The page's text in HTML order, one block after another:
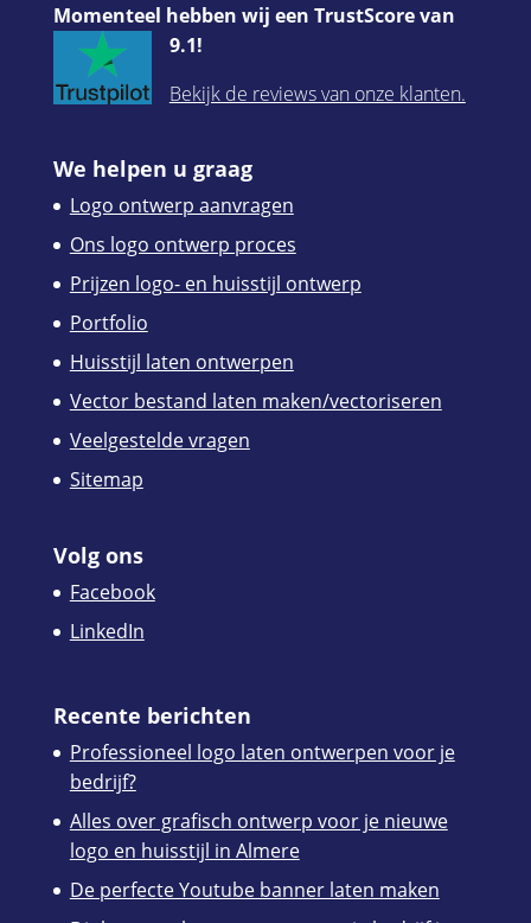
Momenteel hebben wij een TrustScore van
9.1!
Bekijk de reviews van onze klanten.
We helpen u graag
Logo ontwerp aanvragen
Ons logo ontwerp proces
Prijzen logo- en huisstijl ontwerp
Portfolio
Huisstijl laten ontwerpen
Vector bestand laten maken/vectoriseren
Veelgestelde vragen
Sitemap
Volg ons
Facebook
LinkedIn
Recente berichten
Professioneel logo laten ontwerpen voor je
bedrijf?
Alles over grafisch ontwerp voor je nieuwe
logo en huisstijl in Almere
De perfecte Youtube banner laten maken